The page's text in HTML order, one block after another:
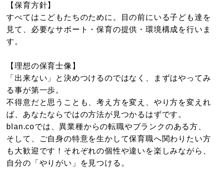
【保育方針】
すべてはこどもたちのために。目の前にいる子ども達を
見て、必要なサポート・保育の提供・環境構成を行いま
す。
【理想の保育士像】
「出来ない」と決めつけるのではなく、まずはやってみ
る事が第一歩。
不得意だと思うことも、考え方を変え、やり方を変えれ
ば、あなたならではの方法が見つかるはずです。
blan.coでは、異業種からの転職やブランクのある方、
そして、ご自身の特意を生かして保育職へ関わりたい方
も大歓迎です！それぞれの個性や違いを楽しみながら、
自分の「やりがい」を見つける。